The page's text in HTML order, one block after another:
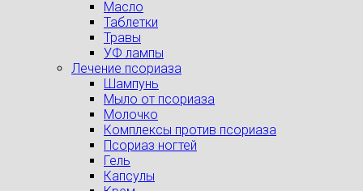
Масло
Таблетки
Травы
УФ лампы
Лечение псориаза
Шампунь
Мыло от псориаза
Молочко
Комплексы против псориаза
Псориаз ногтей
Гель
Капсулы